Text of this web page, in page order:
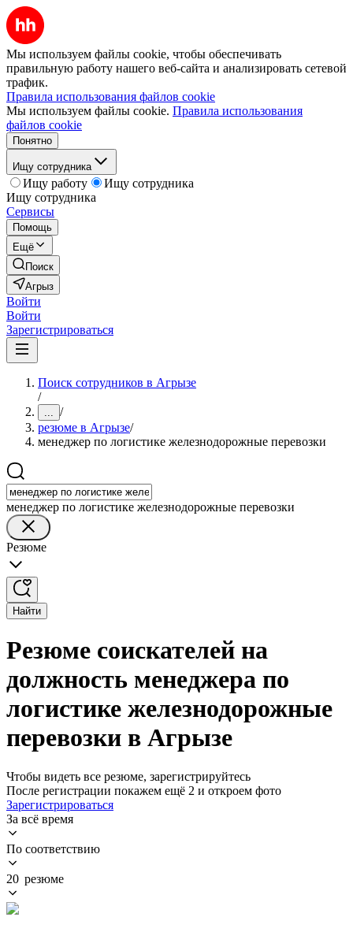
Мы используем файлы cookie, чтобы обеспечивать
правильную работу нашего веб-сайта и анализировать сетевой
трафик.
Правила использования файлов cookie
Мы используем файлы cookie. Правила использования
файлов cookie
Понятно
Ищу сотрудника
Ищу работу
Ищу сотрудника
Ищу сотрудника
Сервисы
Помощь
Ещё
Поиск
Агрыз
Войти
Войти
Зарегистрироваться
Поиск сотрудников в Агрызе
/
... /
резюме в Агрызе/
менеджер по логистике железнодорожные перевозки
менеджер по логистике железнодорожные перевозки
Резюме
Найти
Резюме соискателей на
должность менеджера по
логистике железнодорожные
перевозки в Агрызе
Чтобы видеть все резюме, зарегистрируйтесь
После регистрации покажем ещё 2 и откроем фото
Зарегистрироваться
За всё время
По соответствию
20 резюме